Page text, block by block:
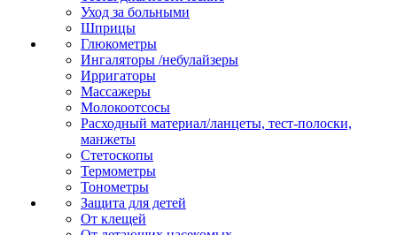
Уход за больными
Шприцы
Глюкометры
Ингаляторы /небулайзеры
Ирригаторы
Массажеры
Молокоотсосы
Расходный материал/ланцеты, тест-полоски,
манжеты
Стетоскопы
Термометры
Тонометры
Защита для детей
От клещей